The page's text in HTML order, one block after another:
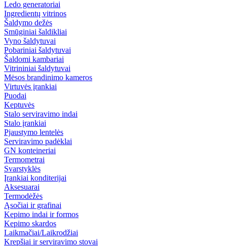
Ledo generatoriai
Ingredientų vitrinos
Šaldymo dežės
Smūginiai šaldikliai
Vyno šaldytuvai
Pobariniai šaldytuvai
Šaldomi kambariai
Vitrininiai šaldytuvai
Mėsos brandinimo kameros
Virtuvės įrankiai
Puodai
Keptuvės
Stalo serviravimo indai
Stalo įrankiai
Pjaustymo lentelės
Serviravimo padėklai
GN konteineriai
Termometrai
Svarstyklės
Įrankiai konditerijai
Aksesuarai
Termodėžės
Ąsočiai ir grafinai
Kepimo indai ir formos
Kepimo skardos
Laikmačiai/Laikrodžiai
Krepšiai ir serviravimo stovai